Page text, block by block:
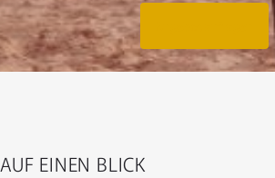
AUF EINEN BLICK